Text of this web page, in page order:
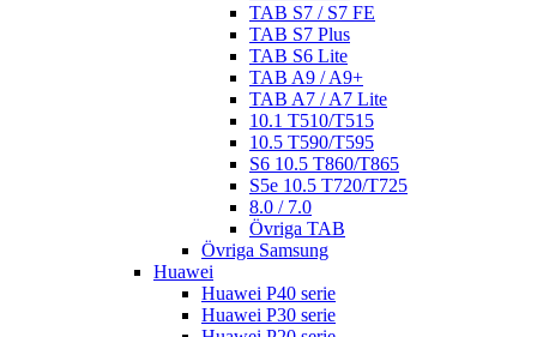
TAB S7 / S7 FE
TAB S7 Plus
TAB S6 Lite
TAB A9 / A9+
TAB A7 / A7 Lite
10.1 T510/T515
10.5 T590/T595
S6 10.5 T860/T865
S5e 10.5 T720/T725
8.0 / 7.0
Övriga TAB
Övriga Samsung
Huawei
Huawei P40 serie
Huawei P30 serie